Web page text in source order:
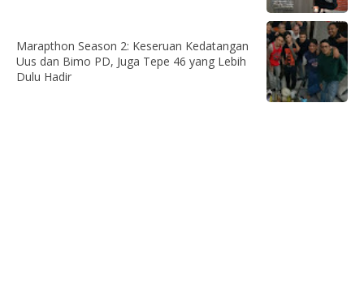
Marapthon Season 2: Keseruan Kedatangan
Uus dan Bimo PD, Juga Tepe 46 yang Lebih
Dulu Hadir